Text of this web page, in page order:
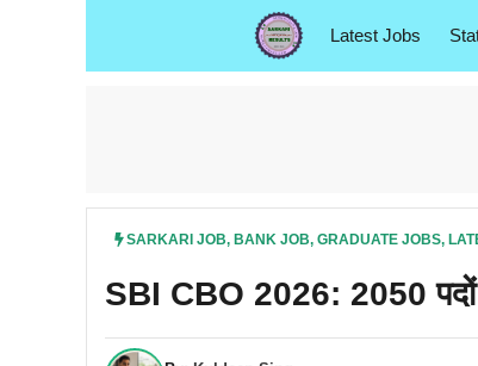
Latest Jobs
SARKARI JOB, BANK JOB, GRADUATE JOBS,
SBI CBO 2026: 2050 पदों